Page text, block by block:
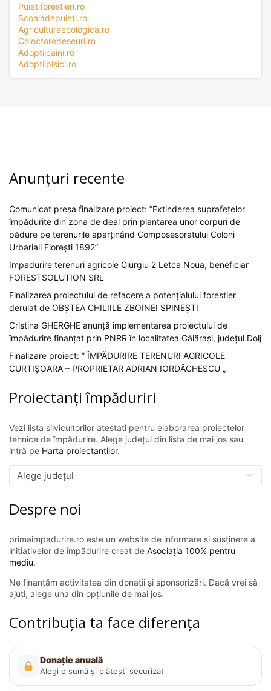
Puietiforestieri.ro
Scoaladepuieti.ro
Agriculturaecologica.ro
Colectaredeseuri.ro
Adoptiicaini.ro
Adoptiipisici.ro
Anunțuri recente
Comunicat presa finalizare proiect: ”Extinderea suprafețelor
împădurite din zona de deal prin plantarea unor corpuri de
pădure pe terenurile aparținând Composesoratului Coloni
Urbariali Florești 1892”
Impadurire terenuri agricole Giurgiu 2 Letca Noua, beneficiar
FORESTSOLUTION SRL
Finalizarea proiectului de refacere a potențialului forestier
derulat de OBȘTEA CHILIILE ZBOINEI SPINEȘTI
Cristina GHERGHE anunță implementarea proiectului de
împădurire finanțat prin PNRR în localitatea Călărași, județul Dolj
Finalizare proiect: ” ÎMPĂDURIRE TERENURI AGRICOLE
CURTIȘOARA – PROPRIETAR ADRIAN IORDĂCHESCU „
Proiectanți împăduriri
Vezi lista silvicultorilor atestați pentru elaborarea proiectelor
tehnice de împădurire. Alege județul din lista de mai jos sau
intră pe Harta proiectanților.
Despre noi
primaimpadurire.ro este un website de informare și susținere a
inițiativelor de împădurire creat de Asociația 100% pentru
mediu.
Ne finanțăm activitatea din donații și sponsorizări. Dacă vrei să
ajuți, alege una din opțiunile de mai jos.
Contribuția ta face diferența
Donație anuală
Alegi o sumă și plătești securizat